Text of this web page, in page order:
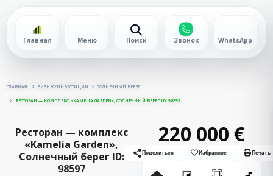
Главная Меню Поиск Звонок WhatsApp
ГЛАВНАЯ БИЗНЕС/ИНВЕСТИЦИИ СОЛНЕЧНЫЙ БЕРЕГ
РЕСТОРАН — КОМПЛЕКС «KAMELIA GARDEN», СОЛНЕЧНЫЙ БЕРЕГ ID: 98597
Ресторан — комплекс
«Kamelia Garden»,
Солнечный берег ID:
98597
220 000 €
Поделиться Избранное Печать